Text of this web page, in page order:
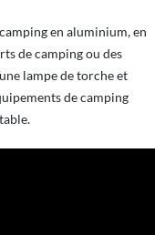
en aluminium, en
de camping ou des
lampe de torche et
de camping